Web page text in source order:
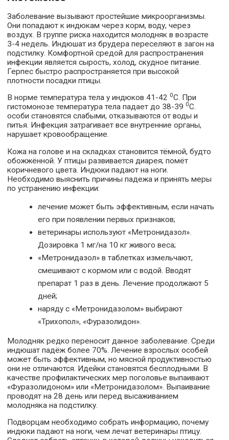
Заболевание вызывают простейшие микроорганизмы.
Они попадают к индюкам через корм, воду, через
воздух. В группе риска находится молодняк в возрасте
3-4 недель. Индюшат из брудера переселяют в загон на
подстилку. Комфортной средой для распространения
инфекции является сырость, холод, скудное питание.
Герпес быстро распространяется при высокой
плотности посадки птицы.
В норме температура тела у индюков 41-42 0С. При
гистомонозе температура тела падает до 38-39 0С.
особи становятся слабыми, отказываются от воды и
питья. Инфекция затрагивает все внутренние органы,
нарушает кровообращение.
Кожа на голове и на складках становится тёмной, будто
обожжённой. У птицы развивается диарея; помёт
коричневого цвета. Индюки падают на ноги.
Необходимо выяснить причины падежа и принять меры
по устранению инфекции:
лечение может быть эффективным, если начать
его при появлении первых признаков;
ветеринары используют «Метронидазол».
Дозировка 1 мг/на 10 кг живого веса;
«Метронидазол» в таблетках измельчают,
смешивают с кормом или с водой. Вводят
препарат 1 раз в день. Лечение продолжают 5
дней;
наряду с «Метронидазолом» выбирают
«Трихопол», «Фуразолидон».
Молодняк редко переносит данное заболевание. Среди
индюшат падёж более 70%. Лечение взрослых особей
может быть эффективным, но мясной продуктивностью
они не отличаются. Идейки становятся бесплодными. В
качестве профилактических мер поголовье выпаивают
«Фуразолидоном» или «Метронидазолом». Выпаивание
проводят на 28 день или перед высаживанием
молодняка на подстилку.
Подворцам необходимо собрать информацию, почему
индюки падают на ноги, чем лечат ветеринары птицу.